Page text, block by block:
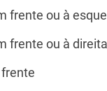
frente ou à
frente ou à direita